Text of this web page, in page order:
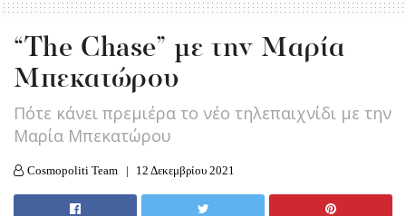
“The Chase” με την Μαρία
Μπεκατώρου
Πότε κάνει πρεμιέρα το νέο τηλεπαιχνίδι με την
Μαρία Μπεκατώρου
Cosmopoliti Team 12 Δεκεμβρίου 2021